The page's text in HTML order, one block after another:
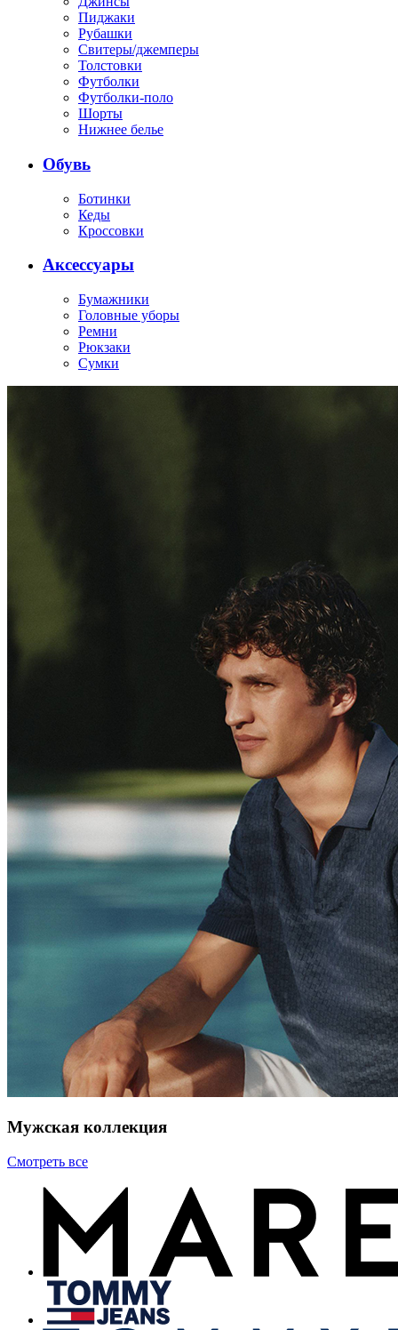
Пиджаки
Рубашки
Свитеры/джемперы
Толстовки
Футболки
Футболки-поло
Шорты
Нижнее белье
Обувь
Ботинки
Кеды
Кроссовки
Аксессуары
Бумажники
Головные уборы
Ремни
Рюкзаки
Сумки
Мужская коллекция
Смотреть все